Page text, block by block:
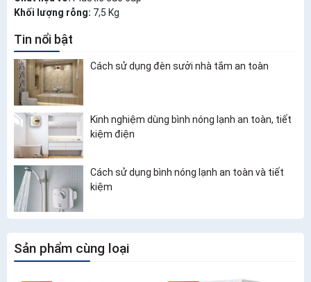
Khối lượng rỗng: 7,5 Kg
Tin nổi bật
Cách sử dụng đèn sưởi nhà tắm an toàn
Kinh nghiệm dùng bình nóng lạnh an toàn, tiết
kiệm điện
Cách sử dụng bình nóng lạnh an toàn và tiết
kiệm
Sản phẩm cùng loại